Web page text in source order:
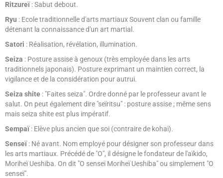
Ritzureï: Sabut debout.
Ryu : Ecole traditionnelle d'arts martiaux Souvent clan ou famille
détenant la connaissance d'un art martial.
Satori : Réalisation, révélation, illumination.
Seiza : Posture assise à genoux (très employée dans les arts
traditionnels japonais). Posture exprimant un maintien correct, la
vigilance et de la considération pour autrui.
Seiza shite : "Faites seiza". Ordre donné par le professeur avant le
salut. On peut également dire "seïritsu" : posture assise ; même sens
mais seiza shite est plus impératif.
Sempaï: Elève plus ancien que soi (contraire de kohaï).
Senseï: Né avant. Nom employé pour désigner son professeur dans
les arts martiaux. Précédé de "O", il désigne le fondateur de l'aïkido,
Moriheï Ueshiba. On dit "O senseï Moriheï Ueshiba" ou simplement "O
senseï".